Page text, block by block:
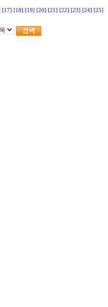
[17] [18] [19] [20] [21] [22] [23] [24] [25]